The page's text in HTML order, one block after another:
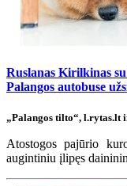
Ruslanas Kirilkinas
Palangos autobuse
„Palangos tilto“, l.rytas.lt
Atostogos pajūrio
augintiniu įlipęs